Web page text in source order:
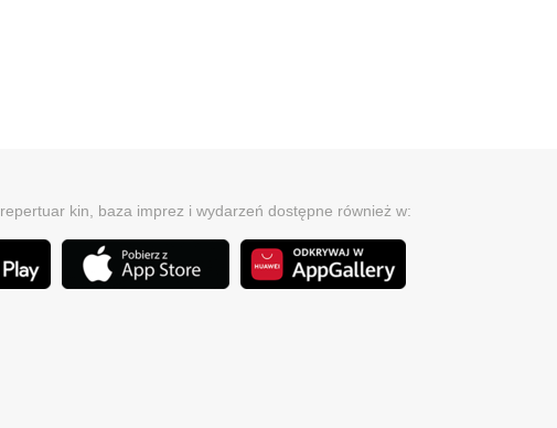
repertuar kin, baza imprez i wydarzeń dostępne również w: